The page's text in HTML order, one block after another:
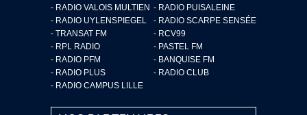
- RADIO VALOIS MULTIEN - RADIO PUISALEINE
- RADIO UYLENSPIEGEL
- RADIO SCARPE SENSÉE
- TRANSAT FM
- RCV99
- RPL RADIO
- PASTEL FM
- RADIO PFM
- BANQUISE FM
- RADIO PLUS
- RADIO CLUB
- RADIO CAMPUS LILLE